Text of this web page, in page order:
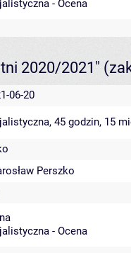
- Ocena
2020/2021"
06-20
45 godzin, 15
Perszko
- Ocena